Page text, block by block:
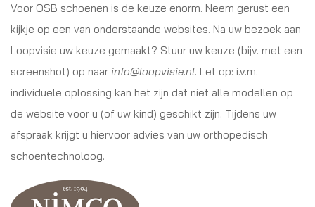
Voor OSB schoenen is de keuze enorm. Neem gerust een
kijkje op een van onderstaande websites. Na uw bezoek aan
Loopvisie uw keuze gemaakt? Stuur uw keuze (bijv. met een
screenshot) op naar info@loopvisie.nl. Let op: i.v.m.
individuele oplossing kan het zijn dat niet alle modellen op
de website voor u (of uw kind) geschikt zijn. Tijdens uw
afspraak krijgt u hiervoor advies van uw orthopedisch
schoentechnoloog.